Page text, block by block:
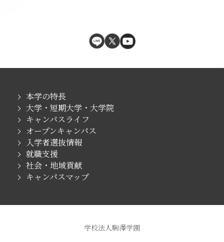
本学の特長
大学・短期大学・大学院
キャンパスライフ
オープンキャンパス
入学者選抜情報
就職支援
社会・地域貢献
キャンパスマップ
学校法人駒澤学園